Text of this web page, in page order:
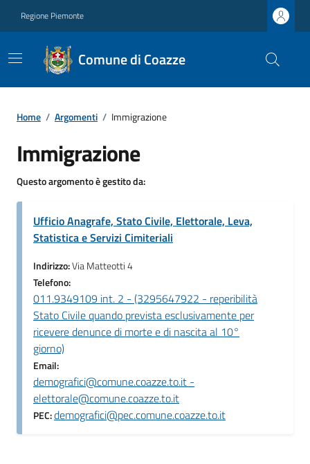
Regione Piemonte
Comune di Coazze
Home / Argomenti / Immigrazione
Immigrazione
Questo argomento è gestito da:
Ufficio Anagrafe, Stato Civile, Elettorale, Leva,
Statistica e Servizi Cimiteriali
Indirizzo:Via Matteotti 4
Telefono:
011.9349109 int. 2 - (3295647922 - reperibilità
Stato Civile quando prevista esclusivamente per
ricevere denunce di morte e di nascita al 10°
giorno)
Email:
demografici@comune.coazze.to.it -
elettorale@comune.coazze.to.it
PEC:demografici@pec.comune.coazze.to.it